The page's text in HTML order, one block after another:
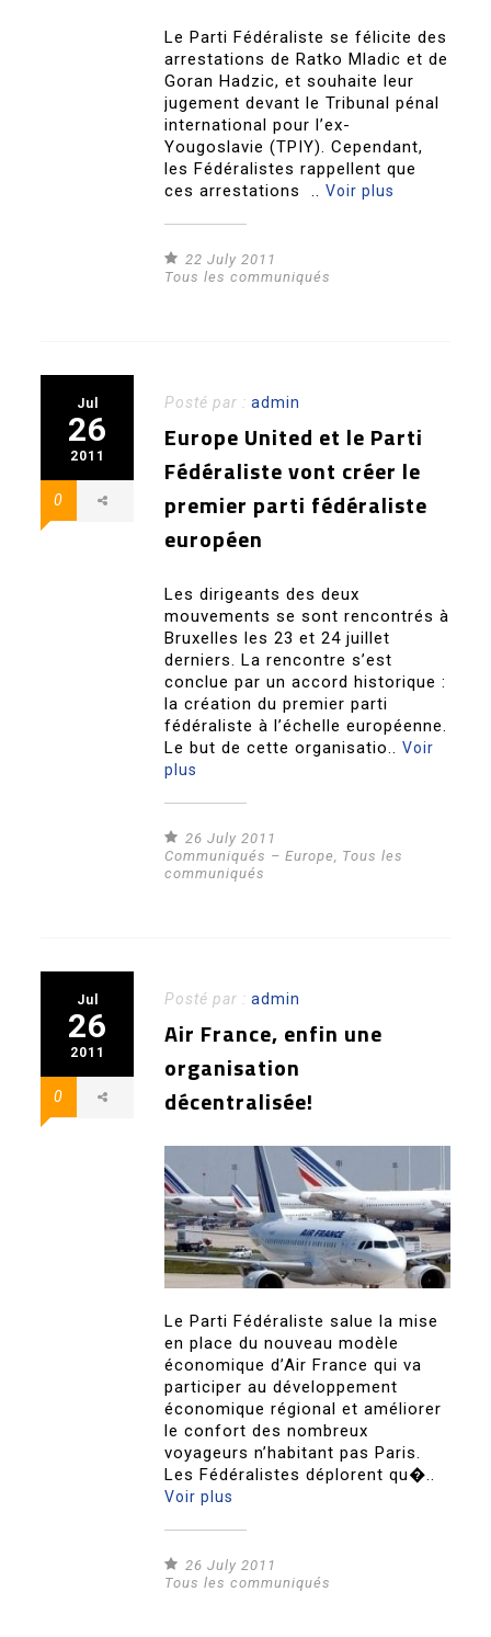
Le Parti Fédéraliste se félicite des
arrestations de Ratko Mladic et de
Goran Hadzic, et souhaite leur
jugement devant le Tribunal pénal
international pour l’ex-
Yougoslavie (TPIY). Cependant,
les Fédéralistes rappellent que
ces arrestations ..Voir plus
22 July 2011
Tous les communiqués
Jul
26
2011
0
Posté par :admin
Europe United et le Parti
Fédéraliste vont créer le
premier parti fédéraliste
européen
Les dirigeants des deux
mouvements se sont rencontrés à
Bruxelles les 23 et 24 juillet
derniers. La rencontre s’est
conclue par un accord historique :
la création du premier parti
fédéraliste à l’échelle européenne.
Le but de cette organisatio..Voir
plus
26 July 2011
Communiqués – Europe, Tous les
communiqués
Jul
26
2011
0
Posté par :admin
Air France, enfin une
organisation
décentralisée!
Le Parti Fédéraliste salue la mise
en place du nouveau modèle
économique d’Air France qui va
participer au développement
économique régional et améliorer
le confort des nombreux
voyageurs n’habitant pas Paris.
Les Fédéralistes déplorent qu�..
Voir plus
26 July 2011
Tous les communiqués